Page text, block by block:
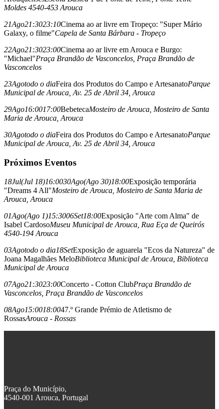
Moldes 4540-453 Arouca
21Ago21:3023:10Cinema ao ar livre em Tropeço: "Super Mário
Galaxy, o filme"Capela de Santa Bárbara - Tropeço
22Ago21:3023:00Cinema ao ar livre em Arouca e Burgo:
"Michael"Praça Brandão de Vasconcelos , Praça Brandão de
Vasconcelos
23Agotodo o diaFeira dos Produtos do Campo e ArtesanatoParque
Municipal de Arouca , Av. 25 de Abril 34, Arouca
29Ago16:0017:00BebetecaMosteiro de Arouca , Mosteiro de Santa
Maria de Arouca, Arouca
30Agotodo o diaFeira dos Produtos do Campo e ArtesanatoParque
Municipal de Arouca , Av. 25 de Abril 34, Arouca
Próximos Eventos
18Jul(Jul 18)16:0030Ago(Ago 30)18:00Exposição temporária
"Dreams 4 All"Mosteiro de Arouca , Mosteiro de Santa Maria de
Arouca, Arouca
01Ago(Ago 1)15:3006Set18:00Exposição "Arte com Alma" de
Isabel CardosoMuseu Municipal de Arouca , Rua Eça de Queirós
4540-194 Arouca
03Agotodo o dia18SetExposição de aguarela "Ecos da Natureza" de
Joana Magalhães MeloBiblioteca Municipal de Arouca , Biblioteca
Municipal de Arouca
07Ago21:3023:00Concerto - Cotton ClubPraça Brandão de
Vasconcelos , Praça Brandão de Vasconcelos
08Ago15:0018:0047.º Grande Prémio de Atletismo de
RossasArouca - Rossas
Praça do Município,
4540-001 Arouca, Portugal